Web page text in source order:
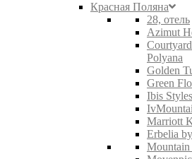
Красная Поляна
28, отель
Azimut
Polyana
Golden
Green
Ibis
Marriott
Erbelia
Mountain